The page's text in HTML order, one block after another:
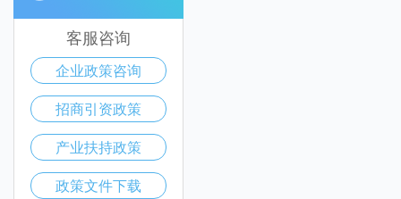
客服咨询
企业政策咨询
招商引资政策
产业扶持政策
政策文件下载